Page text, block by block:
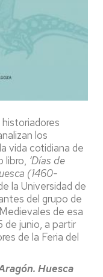
los
vida cotidiana de
libro, ‘Días de
(1460-
la Universidad de
del grupo de
de esa
junio, a partir
de la Feria del
Huesca